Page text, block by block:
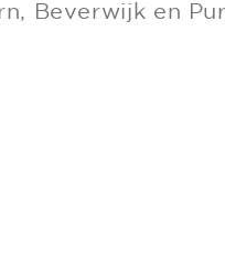
Beverwijk en